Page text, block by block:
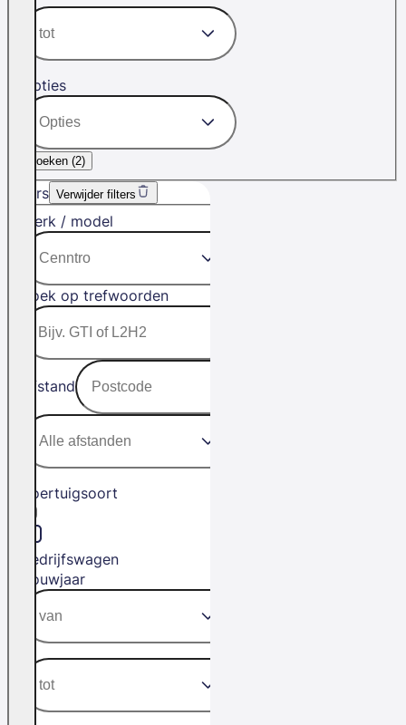
Opties
Zoeken (2)
Filters Verwijder filters
Merk / model
Zoek op trefwoorden
Afstand
Voertuigsoort
Bedrijfswagen
Bouwjaar